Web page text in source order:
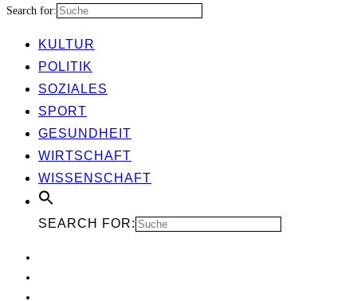
Search for:
KUL­TUR
POLI­TIK
SOZIA­LES
SPORT
GESUND­HEIT
WIRT­SCHAFT
WIS­SEN­SCHAFT
SEARCH FOR: